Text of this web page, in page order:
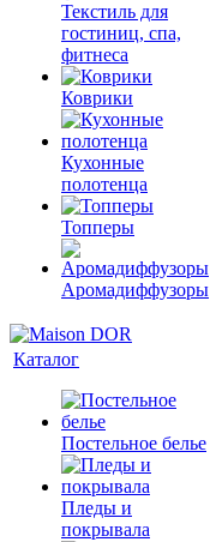
Текстиль для
гостиниц, спа,
фитнеса
Коврики
Кухонные
полотенца
Топперы
Аромадиффузоры
Каталог
Постельное белье
Пледы и
покрывала